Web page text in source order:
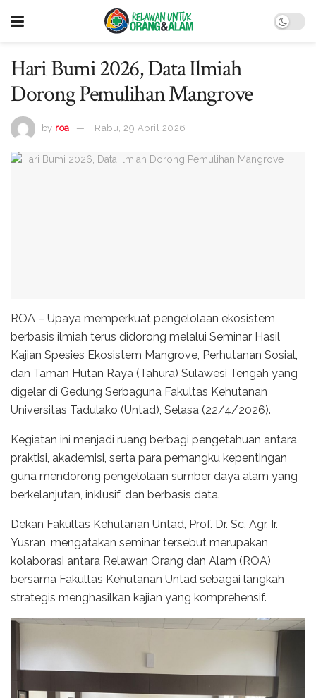
Hari Bumi 2026, Data Ilmiah
Dorong Pemulihan Mangrove
by roa Rabu, 29 April 2026
ROA – Upaya memperkuat pengelolaan ekosistem
berbasis ilmiah terus didorong melalui Seminar Hasil
Kajian Spesies Ekosistem Mangrove, Perhutanan Sosial,
dan Taman Hutan Raya (Tahura) Sulawesi Tengah yang
digelar di Gedung Serbaguna Fakultas Kehutanan
Universitas Tadulako (Untad), Selasa (22/4/2026).
Kegiatan ini menjadi ruang berbagi pengetahuan antara
praktisi, akademisi, serta para pemangku kepentingan
guna mendorong pengelolaan sumber daya alam yang
berkelanjutan, inklusif, dan berbasis data.
Dekan Fakultas Kehutanan Untad, Prof. Dr. Sc. Agr. Ir.
Yusran, mengatakan seminar tersebut merupakan
kolaborasi antara Relawan Orang dan Alam (ROA)
bersama Fakultas Kehutanan Untad sebagai langkah
strategis menghasilkan kajian yang komprehensif.